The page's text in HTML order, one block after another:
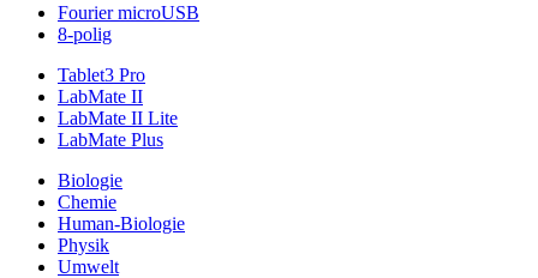
Fourier microUSB
8-polig
Tablet3 Pro
LabMate II
LabMate II Lite
LabMate Plus
Biologie
Chemie
Human-Biologie
Physik
Umwelt